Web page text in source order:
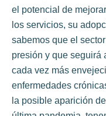
el potencial de
los servicios, su
sabemos que el
presión y que seguirá
cada vez más
enfermedades
la posible aparición